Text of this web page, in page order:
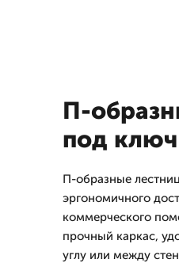
П-
под ключ
П-образные
эргономичного
коммерческого
прочный каркас,
углу или между